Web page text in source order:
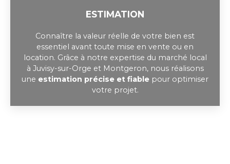
ESTIMATION
Connaître la valeur réelle de votre bien est
essentiel avant toute mise en vente ou en
location. Grâce à notre expertise du marché local
à Juvisy-sur-Orge et Montgeron, nous réalisons
une estimation précise et fiable pour optimiser
votre projet.